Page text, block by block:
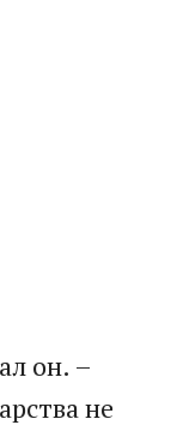
он. –
не